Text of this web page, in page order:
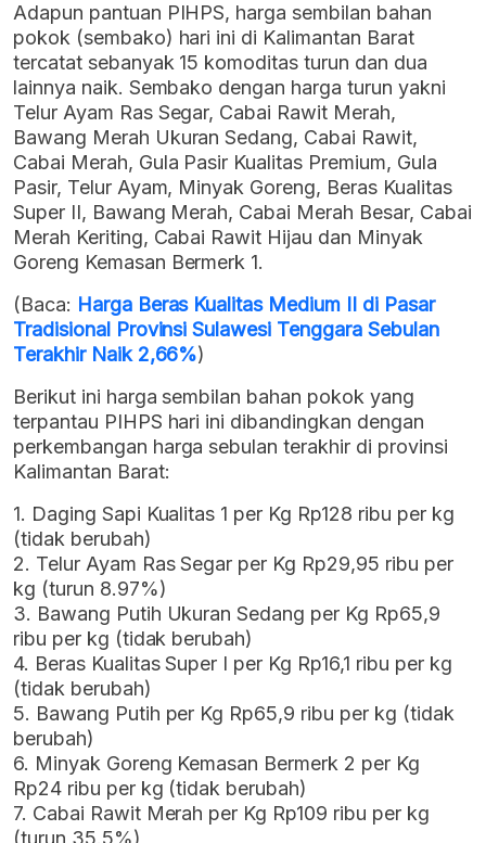
Adapun pantuan PIHPS, harga sembilan bahan
pokok (sembako) hari ini di Kalimantan Barat
tercatat sebanyak 15 komoditas turun dan dua
lainnya naik. Sembako dengan harga turun yakni
Telur Ayam Ras Segar, Cabai Rawit Merah,
Bawang Merah Ukuran Sedang, Cabai Rawit,
Cabai Merah, Gula Pasir Kualitas Premium, Gula
Pasir, Telur Ayam, Minyak Goreng, Beras Kualitas
Super II, Bawang Merah, Cabai Merah Besar, Cabai
Merah Keriting, Cabai Rawit Hijau dan Minyak
Goreng Kemasan Bermerk 1.
(Baca: Harga Beras Kualitas Medium II di Pasar
Tradisional Provinsi Sulawesi Tenggara Sebulan
Terakhir Naik 2,66%)
Berikut ini harga sembilan bahan pokok yang
terpantau PIHPS hari ini dibandingkan dengan
perkembangan harga sebulan terakhir di provinsi
Kalimantan Barat:
1. Daging Sapi Kualitas 1 per Kg Rp128 ribu per kg
(tidak berubah)
2. Telur Ayam Ras Segar per Kg Rp29,95 ribu per
kg (turun 8.97%)
3. Bawang Putih Ukuran Sedang per Kg Rp65,9
ribu per kg (tidak berubah)
4. Beras Kualitas Super I per Kg Rp16,1 ribu per kg
(tidak berubah)
5. Bawang Putih per Kg Rp65,9 ribu per kg (tidak
berubah)
6. Minyak Goreng Kemasan Bermerk 2 per Kg
Rp24 ribu per kg (tidak berubah)
7. Cabai Rawit Merah per Kg Rp109 ribu per kg
(turun 35.5%)